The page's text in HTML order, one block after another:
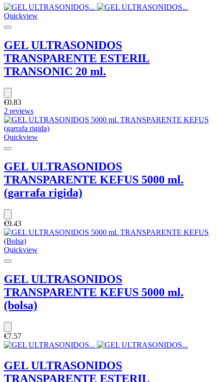
Quickview
GEL ULTRASONIDOS
TRANSPARENTE ESTERIL
TRANSONIC 20 ml.
€0.83
2 reviews
Quickview
GEL ULTRASONIDOS
TRANSPARENTE KEFUS 5000 ml.
(garrafa rigida)
€9.43
Quickview
GEL ULTRASONIDOS
TRANSPARENTE KEFUS 5000 ml.
(bolsa)
€7.57
GEL ULTRASONIDOS
TRANSPARENTE ESTERIL